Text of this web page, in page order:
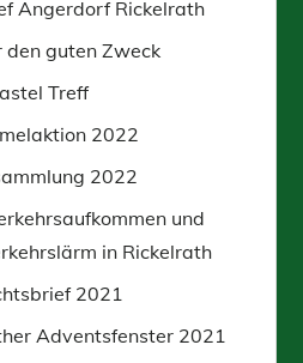
Angerdorf Rickelrath
den guten Zweck
Treff
2022
2022
und
in Rickelrath
2021
Adventsfenster 2021